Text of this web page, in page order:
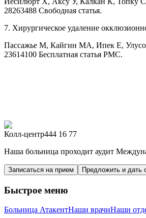
28263488 Свободная статья.
7. Хирургическое удаление
Пассажье М, Кайгин МА, Ипек Е, Улусой
23614100 Бесплатная статья PMC.
Колл-центр444 16 77
Наша больница проходит аудит
Записаться на прием Предложить и дать
Быстрое меню
Больница АтакентНаши врачиНаши